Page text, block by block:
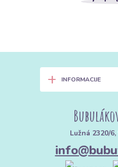
+ INFORMACIJE
Lužná 2320/